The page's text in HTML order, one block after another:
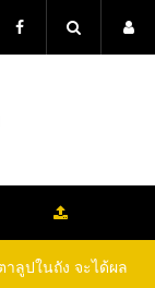
ลูปในถัง จะได้ผล